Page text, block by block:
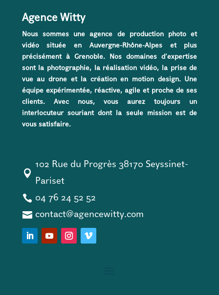
Agence Witty
Nous sommes une agence de production photo et
vidéo située en Auvergne-Rhône-Alpes et plus
précisément à Grenoble. Nos domaines d’expertise
sont la photographie, la réalisation vidéo, la prise de
vue au drone et la création en motion design. Une
équipe expérimentée, réactive, agile et proche de ses
clients. Avec nous, vous aurez toujours un
interlocuteur souriant dont la seule mission est de
vous satisfaire.

102 Rue du Progrès 38170 Seyssinet-
Pariset
 04 76 24 52 52
 contact@agencewitty.com